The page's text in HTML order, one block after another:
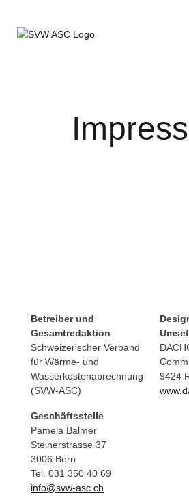
Betreiber und
Gesamtredaktion
Schweizerischer Verband
für Wärme- und
Wasserkostenabrechnung
(SVW-ASC)
Geschäftsstelle
Pamela Balmer
Steinerstrasse 37
3006 Bern
Tel. 031 350 40 69
info@svw-asc.ch
9424